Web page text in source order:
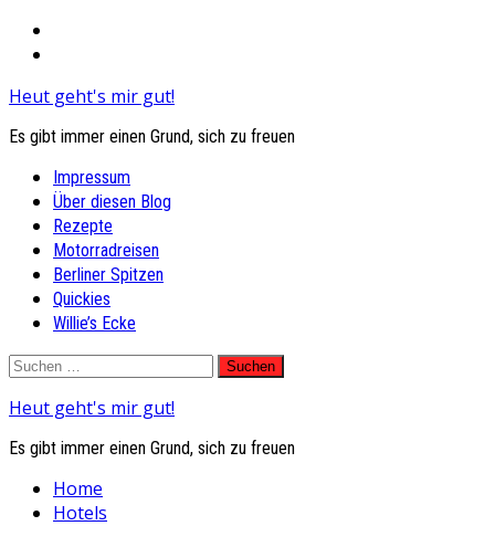
Heut geht's mir gut!
Es gibt immer einen Grund, sich zu freuen
Primary
Menu
Impressum
Über diesen Blog
Rezepte
Motorradreisen
Berliner Spitzen
Quickies
Willie’s Ecke
Skip
content
Suchen
Heut geht's mir gut!
Es gibt immer einen Grund, sich zu freuen
Home
Hotels